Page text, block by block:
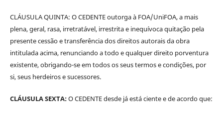
CLÁUSULA QUINTA: O CEDENTE outorga à FOA/UniFOA, a mais
plena, geral, rasa, irretratável, irrestrita e inequívoca quitação pela
presente cessão e transferência dos direitos autorais da obra
intitulada acima, renunciando a todo e qualquer direito porventura
existente, obrigando-se em todos os seus termos e condições, por
si, seus herdeiros e sucessores.
CLÁUSULA SEXTA:O CEDENTE desde já está ciente e de acordo que: